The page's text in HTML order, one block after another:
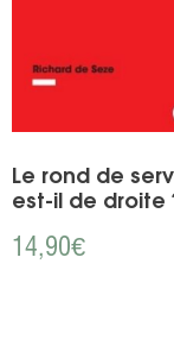
Le rond de
est-il de droite
14,90€